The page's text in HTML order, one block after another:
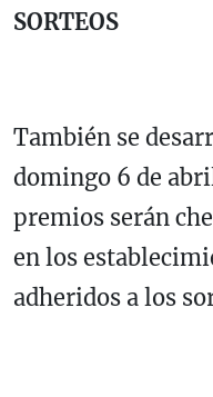
SORTEOS
También se
domingo 6 de
premios serán
en los
adheridos a los